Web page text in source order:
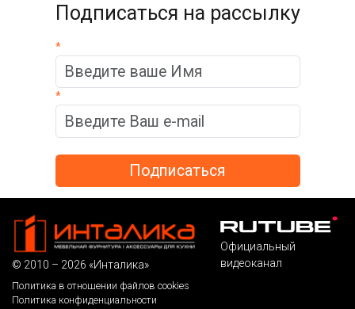
Подписаться на рассылку
*
*
© 2010 – 2026 «Инталика»
Политика в отношении файлов cookies
Политика конфиденциальности
Официальный
видеоканал